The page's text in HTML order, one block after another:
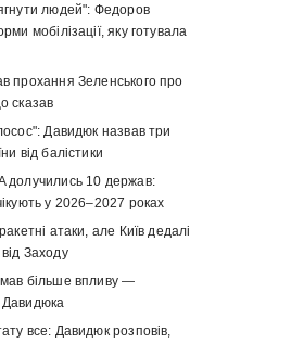
людей": Федоров
мобілізації, яку готувала
прохання Зеленського про
сказав
Давидюк назвав три
від балістики
долучились 10 держав:
у 2026–2027 роках
атаки, але Київ дедалі
Заходу
більше впливу —
все: Давидюк розповів,